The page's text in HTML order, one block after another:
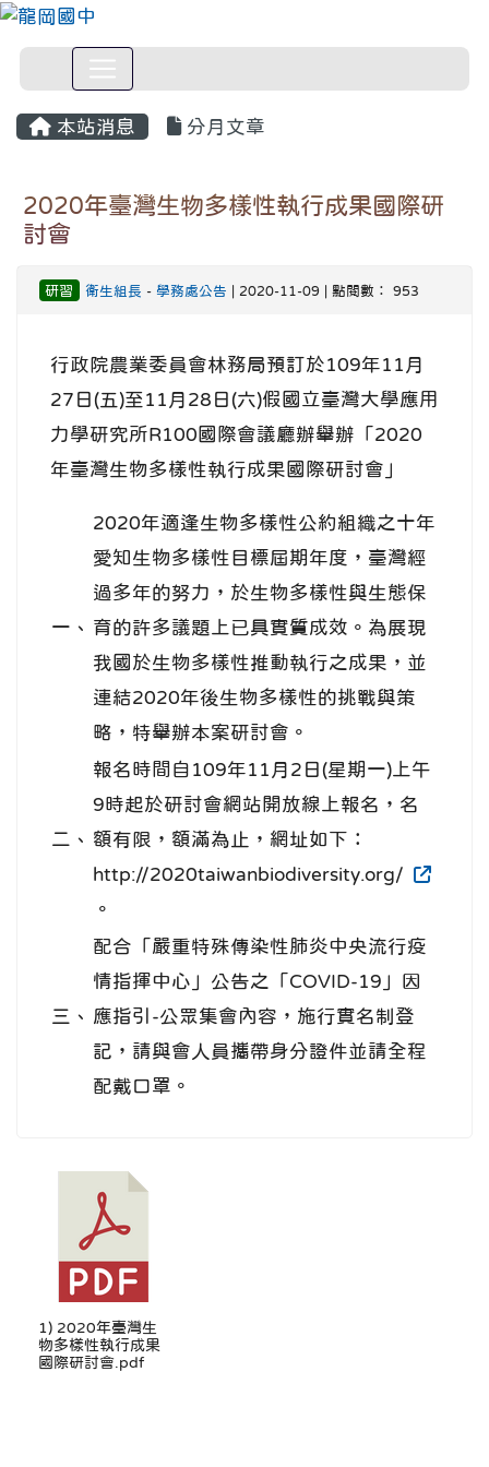
本站消息 分月文章
2020年臺灣生物多樣性執行成果國際研
討會
研習 衛生組長 - 學務處公告 | 2020-11-09 | 點閱數： 953
行政院農業委員會林務局預訂於109年11月
27日(五)至11月28日(六)假國立臺灣大學應用
力學研究所R100國際會議廳辦舉辦「2020
年臺灣生物多樣性執行成果國際研討會」
一、
2020年適逢生物多樣性公約組織之十年
愛知生物多樣性目標屆期年度，臺灣經
過多年的努力，於生物多樣性與生態保
育的許多議題上已具實質成效。為展現
我國於生物多樣性推動執行之成果，並
連結2020年後生物多樣性的挑戰與策
略，特舉辦本案研討會。
二、
報名時間自109年11月2日(星期一)上午
9時起於研討會網站開放線上報名，名
額有限，額滿為止，網址如下：
http://2020taiwanbiodiversity.org/
。
三、
配合「嚴重特殊傳染性肺炎中央流行疫
情指揮中心」公告之「COVID-19」因
應指引-公眾集會內容，施行實名制登
記，請與會人員攜帶身分證件並請全程
配戴口罩。
1) 2020年臺灣生
物多樣性執行成果
國際研討會.pdf